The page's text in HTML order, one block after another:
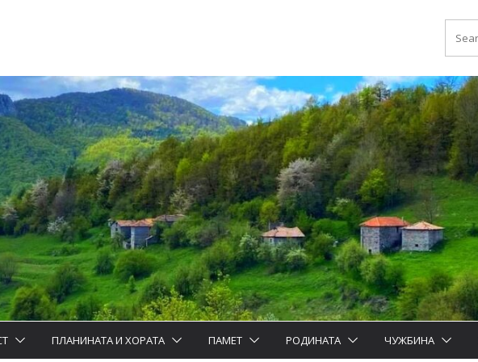
ПЛАНИНАТА И ХОРАТА ПАМЕТ РОДИНАТА ЧУЖБИНА